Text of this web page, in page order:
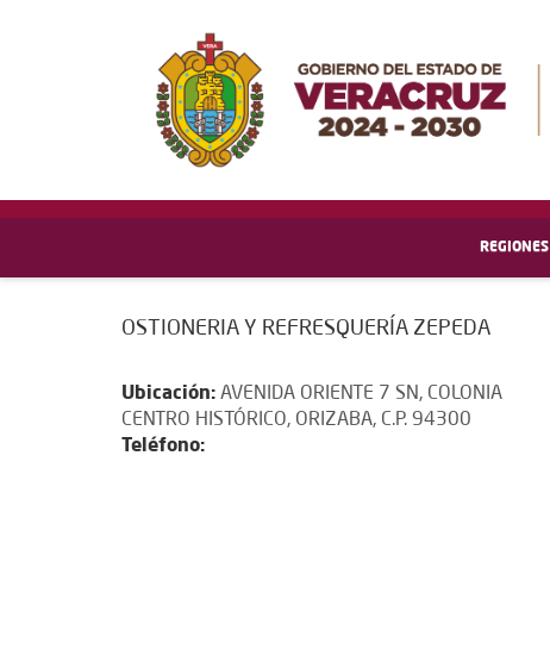
REGIONES
OSTIONERIA Y REFRESQUERÍA ZEPEDA
Ubicación: AVENIDA ORIENTE 7 SN, COLONIA
CENTRO HISTÓRICO, ORIZABA, C.P. 94300
Teléfono: